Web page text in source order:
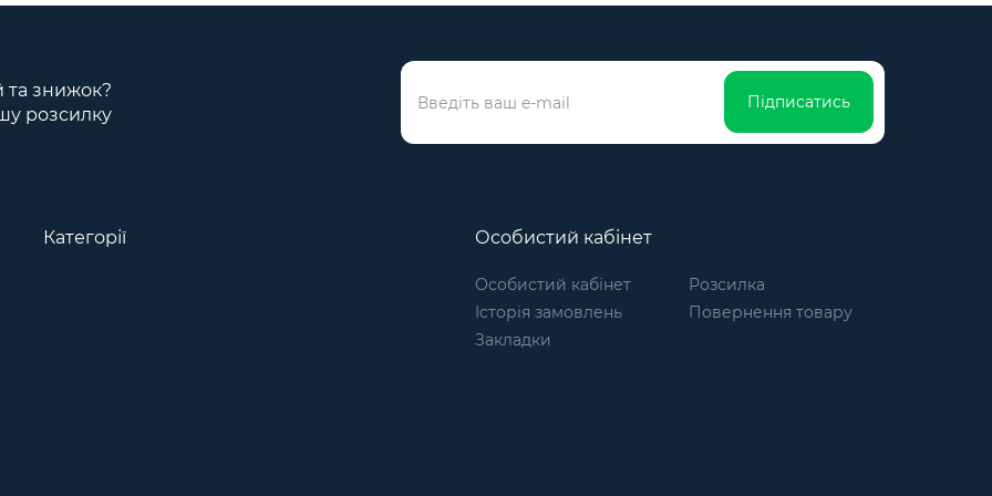
та знижок?
розсилку
Підписатись
Категорії Особистий кабінет
Особистий кабінет
Історія замовлень
Закладки
Розсилка
Повернення товару